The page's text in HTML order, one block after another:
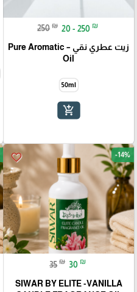
250 ₪ 20 - 250 ₪
زيت عطري نقي – Pure Aromatic
Oil
50ml
add_shopping_cart
favorite_border -14%
35 ₪ 30 ₪
SIWAR BY ELITE -VANILLA